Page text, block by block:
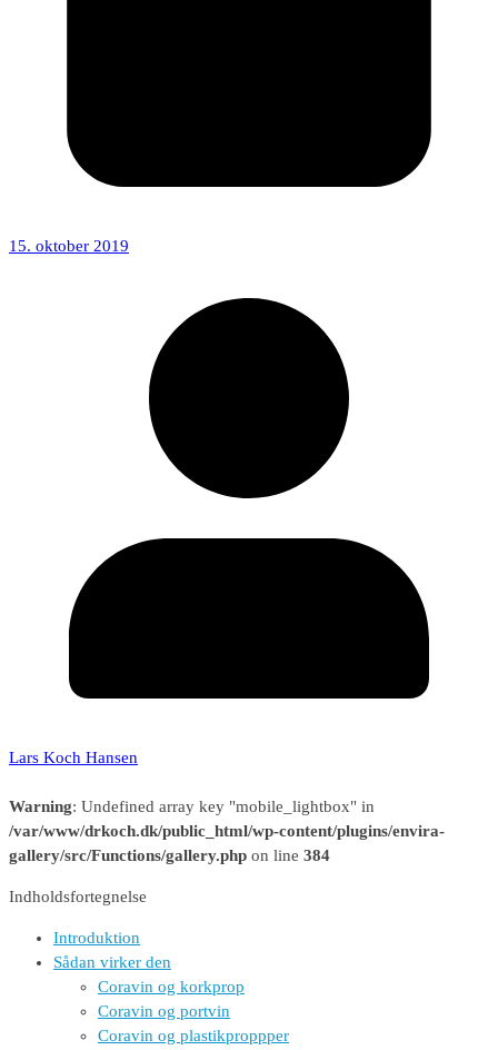
15. oktober 2019
Lars Koch Hansen
Warning: Undefined array key "mobile_lightbox" in
/var/www/drkoch.dk/public_html/wp-content/plugins/envira-
gallery/src/Functions/gallery.php on line 384
Indholdsfortegnelse
Introduktion
Sådan virker den
Coravin og korkprop
Coravin og portvin
Coravin og plastikproppper